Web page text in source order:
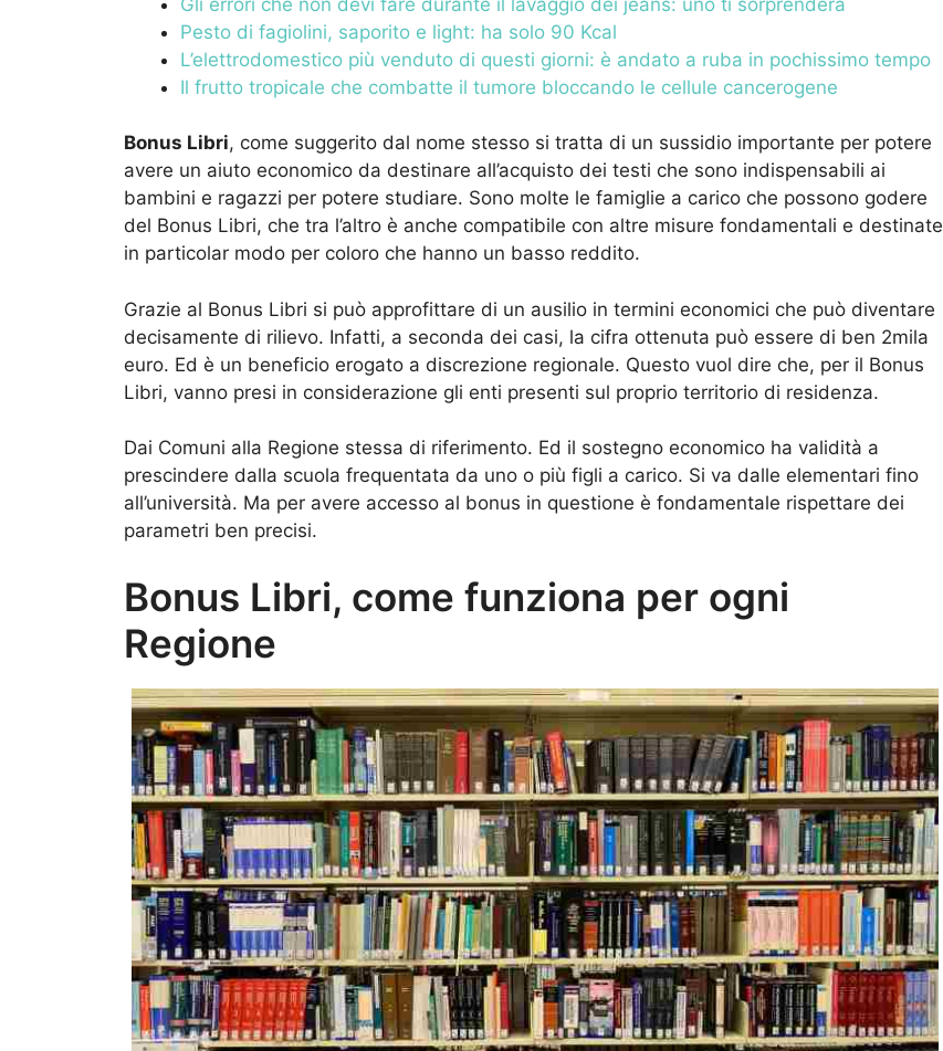
Pesto di fagiolini, saporito e light: ha solo 90 Kcal
L’elettrodomestico più venduto di questi giorni: è andato a ruba in pochissimo tempo
Il frutto tropicale che combatte il tumore bloccando le cellule cancerogene
Bonus Libri, come suggerito dal nome stesso si tratta di un sussidio importante per potere
avere un aiuto economico da destinare all’acquisto dei testi che sono indispensabili ai
bambini e ragazzi per potere studiare. Sono molte le famiglie a carico che possono godere
del Bonus Libri, che tra l’altro è anche compatibile con altre misure fondamentali e destinate
in particolar modo per coloro che hanno un basso reddito.
Grazie al Bonus Libri si può approfittare di un ausilio in termini economici che può diventare
decisamente di rilievo. Infatti, a seconda dei casi, la cifra ottenuta può essere di ben 2mila
euro. Ed è un beneficio erogato a discrezione regionale. Questo vuol dire che, per il Bonus
Libri, vanno presi in considerazione gli enti presenti sul proprio territorio di residenza.
Dai Comuni alla Regione stessa di riferimento. Ed il sostegno economico ha validità a
prescindere dalla scuola frequentata da uno o più figli a carico. Si va dalle elementari fino
all’università. Ma per avere accesso al bonus in questione è fondamentale rispettare dei
parametri ben precisi.
Bonus Libri, come funziona per ogni
Regione